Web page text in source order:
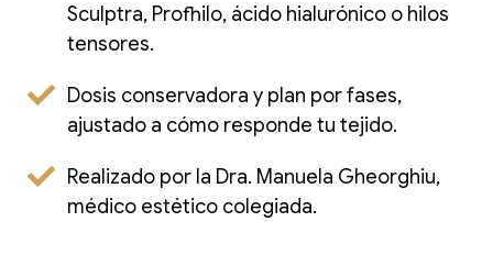
Sculptra, Profhilo, ácido hialurónico o hilos
tensores.
Dosis conservadora y plan por fases,
ajustado a cómo responde tu tejido.
Realizado por la Dra. Manuela Gheorghiu,
médico estético colegiada.